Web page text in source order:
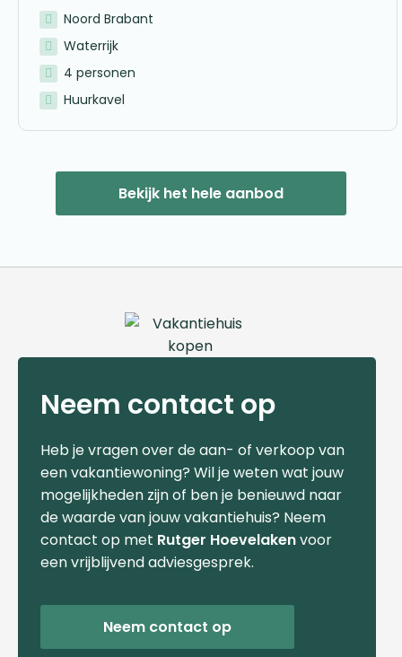
Noord Brabant
Waterrijk
4 personen
Huurkavel
Bekijk het hele aanbod
Neem contact op
Heb je vragen over de aan- of verkoop van
een vakantiewoning? Wil je weten wat jouw
mogelijkheden zijn of ben je benieuwd naar
de waarde van jouw vakantiehuis? Neem
contact op met Rutger Hoevelakenvoor
een vrijblijvend adviesgesprek.
Neem contact op